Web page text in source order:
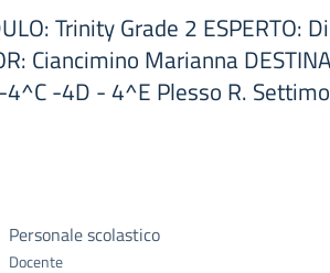
Trinity Grade 2 ESPERTO:
Ciancimino Marianna
-4D - 4^E Plesso R. Settimo
Personale scolastico
Docente